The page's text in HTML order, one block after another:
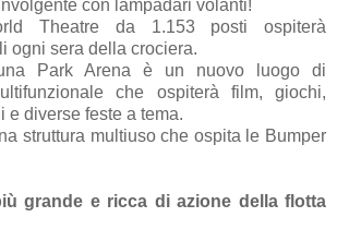
con lampadari volanti!
Theatre da 1.153 posti ospiterà
ogni sera della crociera.
Park Arena è un nuovo luogo di
che ospiterà film, giochi,
e diverse feste a tema.
struttura multiuso che ospita le Bumper
grande e ricca di azione della flotta